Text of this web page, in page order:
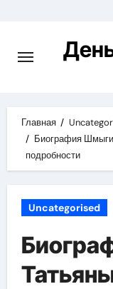
содержимому
Главная
Биография
подробности
Uncategorised